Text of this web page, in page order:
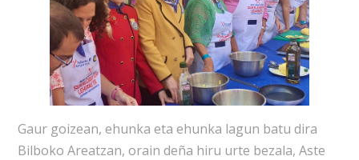
Gaur goizean, ehunka eta ehunka lagun batu dira
Bilboko Areatzan, orain deña hiru urte bezala, Aste